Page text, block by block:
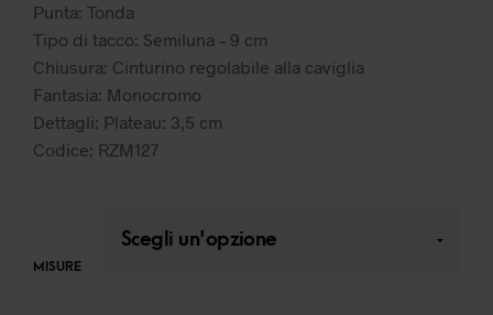
Punta: Tonda
Tipo di tacco: Semiluna – 9 cm
Chiusura: Cinturino regolabile alla caviglia
Fantasia: Monocromo
Dettagli: Plateau: 3,5 cm
Codice: RZM127
MISURE